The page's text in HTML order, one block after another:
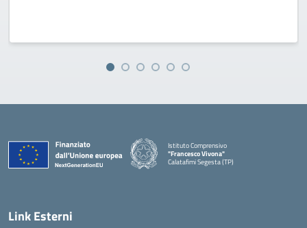
Istituto Comprensivo
"Francesco Vivona"
Calatafimi Segesta (TP)
— Visita la pagina iniziale della scuola
Link Esterni